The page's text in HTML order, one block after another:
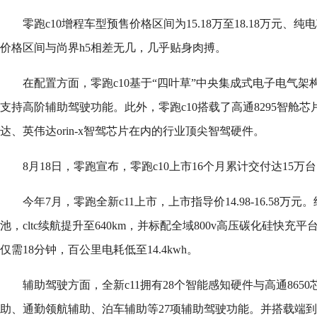
零跑c10增程车型预售价格区间为15.18万至18.18万元、纯
价格区间与尚界h5相差无几，几乎贴身肉搏。
在配置方面，零跑c10基于“四叶草”中央集成式电子电气架
支持高阶辅助驾驶功能。此外，零跑c10搭载了高通8295智舱芯
达、英伟达orin-x智驾芯片在内的行业顶尖智驾硬件。
8月18日，零跑宣布，零跑c10上市16个月累计交付达15万
今年7月，零跑全新c11上市，上市指导价14.98-16.58万元
池，cltc续航提升至640km，并标配全域800v高压碳化硅快充平
仅需18分钟，百公里电耗低至14.4kwh。
辅助驾驶方面，全新c11拥有28个智能感知硬件与高通
助、通勤领航辅助、泊车辅助等27项辅助驾驶功能。并搭载端